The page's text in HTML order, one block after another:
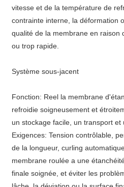
vitesse et de la température de
contrainte interne, la déformation
qualité de la membrane en raison
ou trop rapide.
Système sous-jacent
Fonction: Reel la membrane
refroidie soigneusement et
un stockage facile, un transport et
Exigences: Tension contrôlable,
de la longueur, curling
membrane roulée a une
finale soignée, et éviter les